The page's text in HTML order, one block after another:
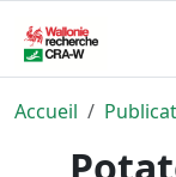
Accueil